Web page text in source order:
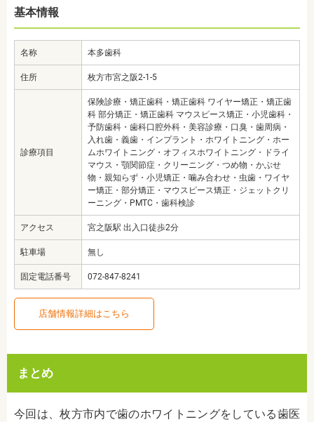
基本情報
名称 本多歯科
住所 枚方市宮之阪2-1-5
診療項目
保険診療・矯正歯科・矯正歯科 ワイヤー矯正・矯正歯
科 部分矯正・矯正歯科 マウスピース矯正・小児歯科・
予防歯科・歯科口腔外科・美容診療・口臭・歯周病・
入れ歯・義歯・インプラント・ホワイトニング・ホー
ムホワイトニング・オフィスホワイトニング・ドライ
マウス・顎関節症・クリーニング・つめ物・かぶせ
物・親知らず・小児矯正・噛み合わせ・虫歯・ワイヤ
ー矯正・部分矯正・マウスピース矯正・ジェットクリ
ーニング・PMTC・歯科検診
アクセス 宮之阪駅 出入口徒歩2分
駐車場 無し
固定電話番号 072-847-8241
店舗情報詳細はこちら
まとめ
今回は、枚方市内で歯のホワイトニングをしている歯医